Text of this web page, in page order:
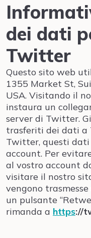
dei dati
Twitter
Questo sito web
1355 Market St,
USA. Visitando il
instaura un
server di Twitter.
trasferiti dei dati a
Twitter, questi dati
account. Per
al vostro account
visitare il nostro
vengono
un pulsante
rimanda a https://